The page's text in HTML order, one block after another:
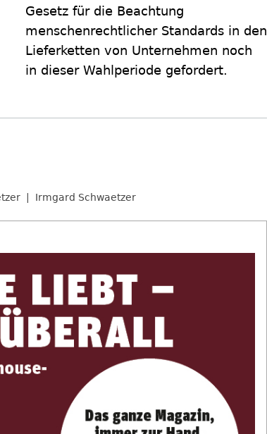
Gesetz für die Beachtung
menschenrechtlicher Standards in den
Lieferketten von Unternehmen noch
in dieser Wahlperiode gefordert.
Irmgard Schwaetzer